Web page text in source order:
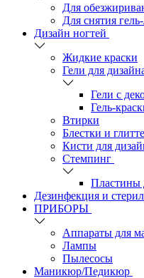
Для
Для снятия
Дизайн ногтей
Жидкие краски
Гели для
Гели с
Гель-
Втирки
Блестки и
Кисти для
Стемпинг
Пластины
Дезинфекция и
ПРИБОРЫ
Аппараты для
Лампы
Пылесосы
Маникюр/Педикюр